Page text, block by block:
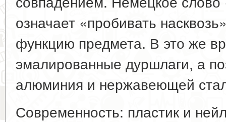
означает «пробивать
функцию предмета. В это же
эмалированные дуршлаги, а
алюминия и нержавеющей
Современность: пластик и